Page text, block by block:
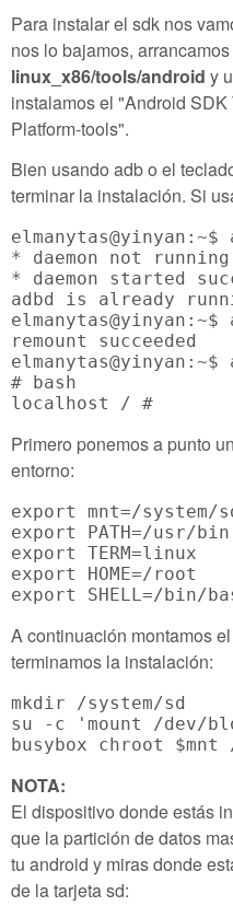
Para instalar el sdk nos
nos lo bajamos, arrancamos
linux_x86/tools/android y
instalamos el "Android
Platform-tools".
Bien usando adb o el
terminar la instalación. Si
* daemon not
* daemon started
adbd is already
elmanytas@yinyan:~$
remount succeeded
# bash
Primero ponemos a punto
entorno:
export mnt=/system/
export PATH=/usr/
export TERM=linux
export HOME=/root
A continuación montamos
terminamos la instalación:
mkdir /system/sd
su -c 'mount /dev/
NOTA:
El dispositivo donde estás
que la partición de datos
tu android y miras donde
de la tarjeta sd: